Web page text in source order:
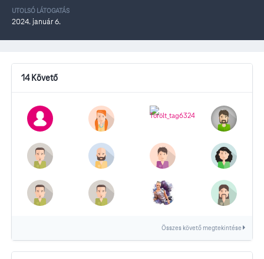
UTOLSÓ LÁTOGATÁS
2024. január 6.
14 Követő
Összes követő megtekintése